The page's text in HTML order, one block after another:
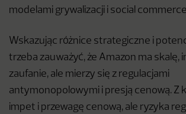
modelami grywalizacji i social
Wskazując różnice strategiczne i
trzeba zauważyć, że Amazon ma skalę,
zaufanie, ale mierzy się z regulacjami
antymonopolowymi i presją cenową. Z
impet i przewagę cenową, ale ryzyka